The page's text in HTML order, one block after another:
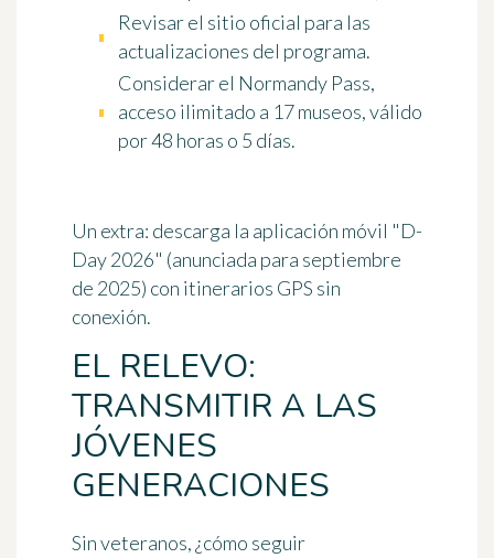
Revisar el sitio oficial para las
actualizaciones del programa.
Considerar el Normandy Pass,
acceso ilimitado a 17 museos, válido
por 48 horas o 5 días.
Un extra: descarga la aplicación móvil "D-
Day 2026" (anunciada para septiembre
de 2025) con itinerarios GPS sin
conexión.
EL RELEVO:
TRANSMITIR A LAS
JÓVENES
GENERACIONES
Sin veteranos, ¿cómo seguir